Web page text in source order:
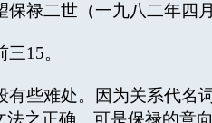
保禄二世（一九八二年四
三15。
有些难处。因为关系代
法之正确。可是保禄的意